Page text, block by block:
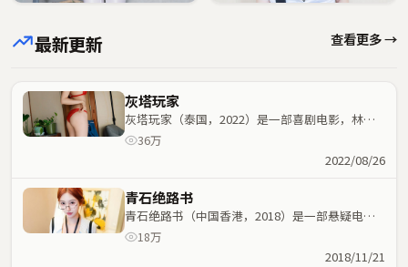
最新更新 查看更多 →
灰塔玩家
灰塔玩家（泰国，2022）是一部喜剧电影，林超
贤执导，沈腾、刘亦菲等主演；喜剧元素与人物命
36万
2022/08/26
青石绝路书
青石绝路书（中国香港，2018）是一部悬疑电
影，韦家辉执导，易烊千玺、堺雅人等主演；悬疑
元素与人物命运紧密交织，节奏紧凑。
18万
2018/11/21